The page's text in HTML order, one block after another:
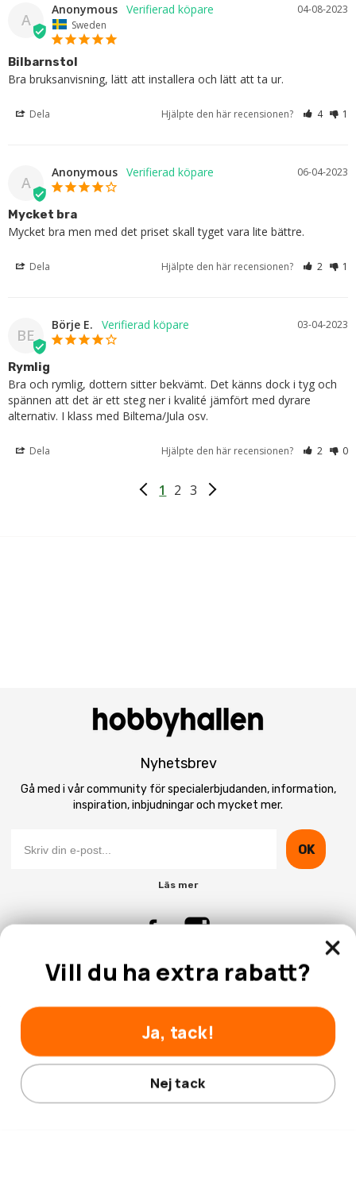
A
04-08-2023
Anonymous
Sweden
Bilbarnstol
Bra bruksanvisning, lätt att installera och lätt att ta ur.
Dela Hjälpte den här recensionen? 4 1
A
06-04-2023
Anonymous
Mycket bra
Mycket bra men med det priset skall tyget vara lite bättre.
Dela Hjälpte den här recensionen? 2 1
BE
03-04-2023
Börje E.
Rymlig
Bra och rymlig, dottern sitter bekvämt. Det känns dock i tyg och
spännen att det är ett steg ner i kvalité jämfört med dyrare
alternativ. I klass med Biltema/Jula osv.
Dela Hjälpte den här recensionen? 2 0
1 2 3
Nyhetsbrev
Gå med i vår community för specialerbjudanden, information,
inspiration, inbjudningar och mycket mer.
OK
Läs mer
Kundtjänst
© 2026 Hobbyhallen.se
Vill du ha extra rabatt?
Ja, tack!
Nej tack